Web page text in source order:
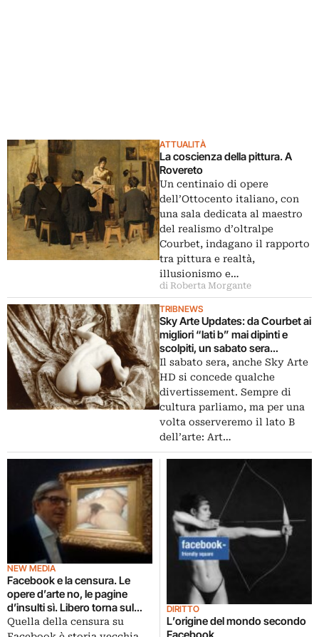
ATTUALITÀ
La coscienza della pittura. A
Rovereto
Un centinaio di opere
dell’Ottocento italiano, con
una sala dedicata al maestro
del realismo d’oltralpe
Courbet, indagano il rapporto
tra pittura e realtà,
illusionismo e…
di Roberta Morgante
TRIBNEWS
Sky Arte Updates: da Courbet ai
migliori “lati b” mai dipinti e
scolpiti, un sabato sera
dedicato ai bollenti spiriti
dell’arte
Il sabato sera, anche Sky Arte
HD si concede qualche
divertissement. Sempre di
cultura parliamo, ma per una
volta osserveremo il lato B
dell’arte: Art…
NEW MEDIA
Facebook e la censura. Le
opere d’arte no, le pagine
d’insulti sì. Libero torna sul
tema, tra Vittorio Sgarbi
Quella della censura su
DIRITTO
L’origine del mondo secondo